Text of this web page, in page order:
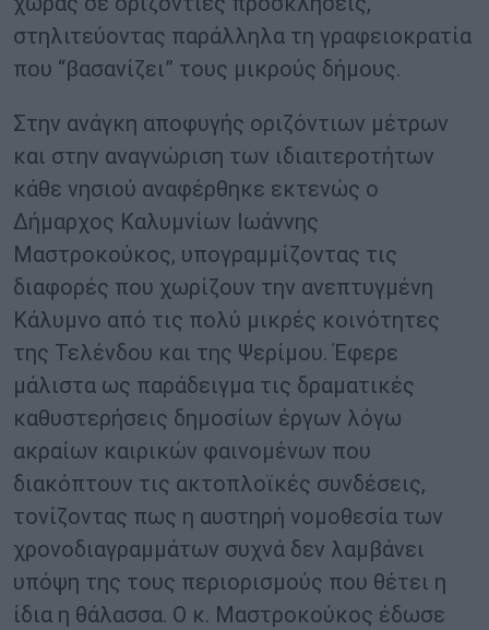
στηλιτεύοντας παράλληλα τη γραφειοκρατία
που “βασανίζει” τους μικρούς δήμους.
Στην ανάγκη αποφυγής οριζόντιων μέτρων
και στην αναγνώριση των ιδιαιτεροτήτων
κάθε νησιού αναφέρθηκε εκτενώς ο
Δήμαρχος Καλυμνίων Ιωάννης
Μαστροκούκος, υπογραμμίζοντας τις
διαφορές που χωρίζουν την ανεπτυγμένη
Κάλυμνο από τις πολύ μικρές κοινότητες
της Τελένδου και της Ψερίμου. Έφερε
μάλιστα ως παράδειγμα τις δραματικές
καθυστερήσεις δημοσίων έργων λόγω
ακραίων καιρικών φαινομένων που
διακόπτουν τις ακτοπλοϊκές συνδέσεις,
τονίζοντας πως η αυστηρή νομοθεσία των
χρονοδιαγραμμάτων συχνά δεν λαμβάνει
υπόψη της τους περιορισμούς που θέτει η
ίδια η θάλασσα. Ο κ. Μαστροκούκος έδωσε